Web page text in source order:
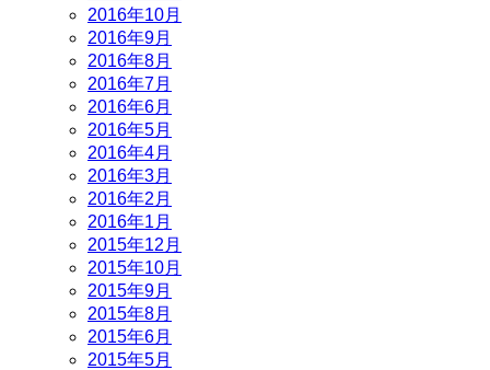
2016年10月
2016年9月
2016年8月
2016年7月
2016年6月
2016年5月
2016年4月
2016年3月
2016年2月
2016年1月
2015年12月
2015年10月
2015年9月
2015年8月
2015年6月
2015年5月